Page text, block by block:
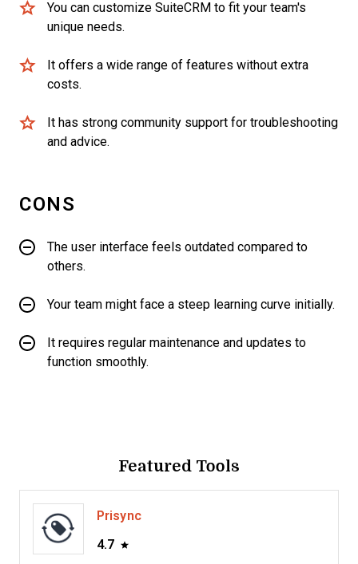
You can customize SuiteCRM to fit your team's
unique needs.
It offers a wide range of features without extra
costs.
It has strong community support for troubleshooting
and advice.
CONS
The user interface feels outdated compared to
others.
Your team might face a steep learning curve initially.
It requires regular maintenance and updates to
function smoothly.
Featured Tools
Prisync
4.7